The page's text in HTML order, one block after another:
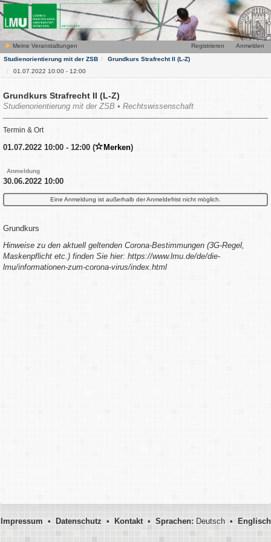
Meine Veranstaltungen Anmelden
Registrieren
Studienorientierung mit der ZSB
Grundkurs Strafrecht II (L-Z)
01.07.2022 10:00 - 12:00
Grundkurs Strafrecht II (L-Z)
Studienorientierung mit der ZSB • Rechtswissenschaft
Termin & Ort
01.07.2022 10:00 - 12:00 ( Merken)
Anmeldung
30.06.2022 10:00
Eine Anmeldung ist außerhalb der Anmeldefrist nicht möglich.
Grundkurs
Hinweise zu den aktuell geltenden Corona-Bestimmungen (3G-Regel,
Maskenpflicht etc.) finden Sie hier: https://www.lmu.de/de/die-
lmu/informationen-zum-corona-virus/index.html
Impressum • Datenschutz • Kontakt• Sprachen:Deutsch • Englisch